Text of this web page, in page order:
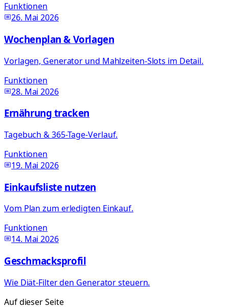
Funktionen
26. Mai 2026
Wochenplan & Vorlagen
Vorlagen, Generator und Mahlzeiten-Slots im Detail.
Funktionen
28. Mai 2026
Ernährung tracken
Tagebuch & 365-Tage-Verlauf.
Funktionen
19. Mai 2026
Einkaufsliste nutzen
Vom Plan zum erledigten Einkauf.
Funktionen
14. Mai 2026
Geschmacksprofil
Wie Diät-Filter den Generator steuern.
Auf dieser Seite